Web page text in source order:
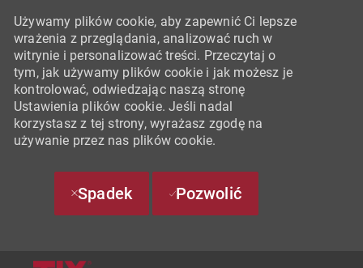
Używamy plików cookie, aby zapewnić Ci lepsze
wrażenia z przeglądania, analizować ruch w
witrynie i personalizować treści. Przeczytaj o
tym, jak używamy plików cookie i jak możesz je
kontrolować, odwiedzając naszą stronę
Ustawienia plików cookie. Jeśli nadal
korzystasz z tej strony, wyrażasz zgodę na
używanie przez nas plików cookie.
Spadek Pozwolić